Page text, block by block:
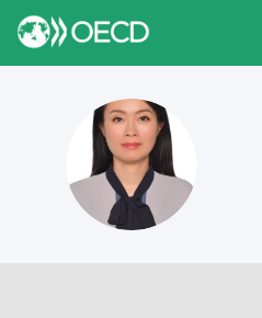
NQA